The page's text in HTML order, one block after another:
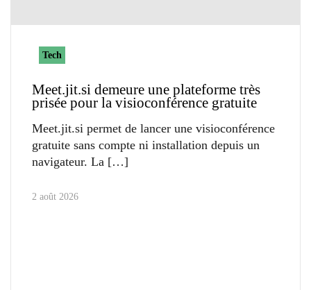
Tech
Meet.jit.si demeure une plateforme très
prisée pour la visioconférence gratuite
Meet.jit.si permet de lancer une visioconférence
gratuite sans compte ni installation depuis un
navigateur. La
2 août 2026